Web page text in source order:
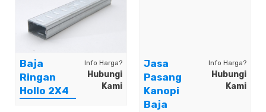
Baja
Ringan
Hollo 2X4
Info Harga?
Hubungi
Kami
Jasa
Pasang
Kanopi
Baja
Info Harga?
Hubungi
Kami